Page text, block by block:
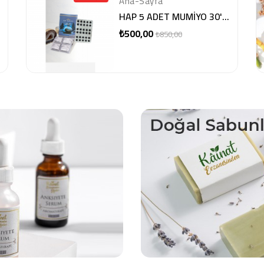
HAP 5 ADET MUMİYO 30'LU TABLET
₺500,00Normal
₺850,00Fiyat